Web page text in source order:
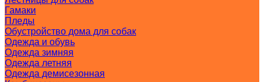
Гамаки
Пледы
Обустройство дома для собак
Одежда и обувь
Одежда зимняя
Одежда летняя
Одежда демисезонная